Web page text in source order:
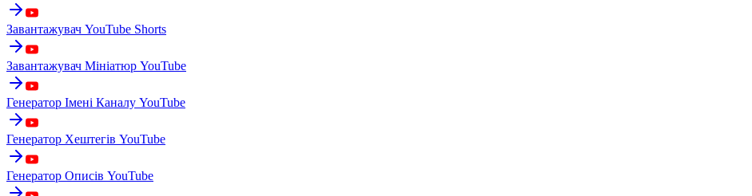
Завантажувач YouTube Shorts
Завантажувач Мініатюр YouTube
Генератор Імені Каналу YouTube
Генератор Хештегів YouTube
Генератор Описів YouTube